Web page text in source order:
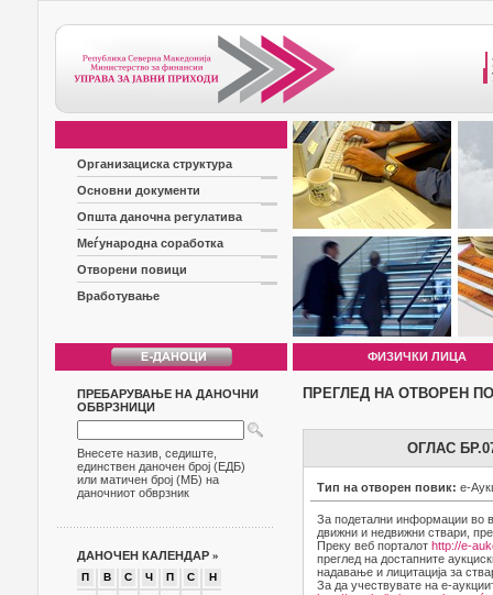
Организациска структура
Основни документи
Општа даночна регулатива
Меѓународна соработка
Отворени повици
Вработување
ФИЗИЧКИ ЛИЦА
ПРЕБАРУВАЊЕ НА ДАНОЧНИ
ОБВРЗНИЦИ
Внесете назив, седиште,
единствен даночен број (ЕДБ)
или матичен број (МБ) на
даночниот обврзник
ДАНОЧЕН КАЛЕНДАР »
П В С Ч П С
Н
ПРЕГЛЕД НА ОТВОРЕН
ОГЛАС
Тип на отворен повик: е-
За подетални информации во
движни и недвижни ствари,
Преку веб порталот http://e-
преглед на достапните
надавање и лицитација за
За да учествувате на е-